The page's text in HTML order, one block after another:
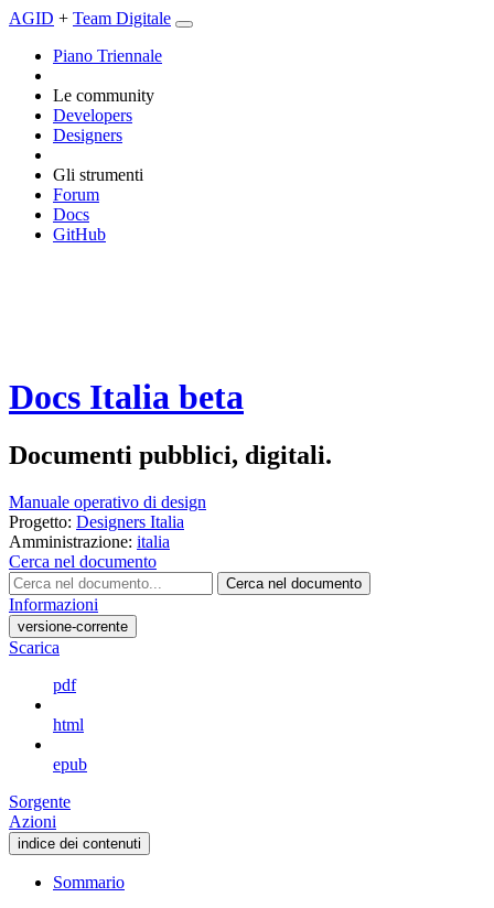
AGID + Team Digitale
Piano Triennale
Le community
Developers
Designers
Gli strumenti
Forum
Docs
GitHub
Docs Italia beta
Documenti pubblici, digitali.
Manuale operativo di design
Progetto: Designers Italia
Amministrazione: italia
Cerca nel documento
Cerca nel documento
Informazioni
versione-corrente
Scarica
pdf
html
epub
Sorgente
Azioni
indice dei contenuti
Sommario